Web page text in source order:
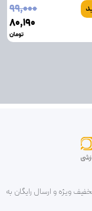
۹۹٬۰۰۰
۸۰٬۱۹۰
تومان
ویژه و ارسال رایگان به